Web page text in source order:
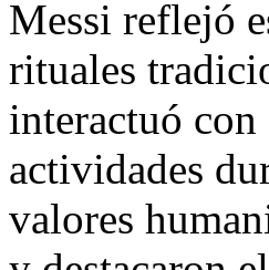
Messi reflejó
rituales
interactuó con
actividades
valores